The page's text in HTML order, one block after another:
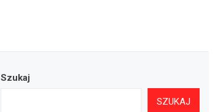
Szukaj
SZUKAJ